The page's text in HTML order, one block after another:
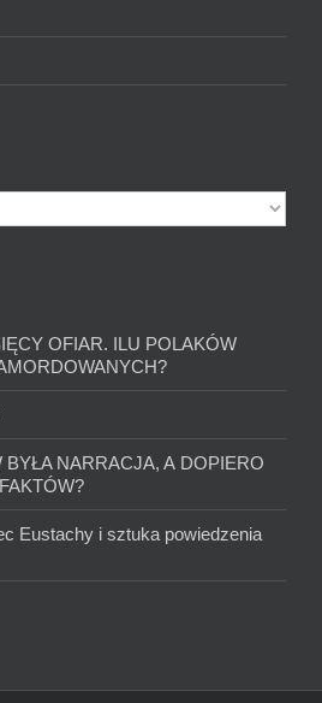
OFIAR. ILU POLAKÓW
NARRACJA, A DOPIERO
Eustachy i sztuka powiedzenia